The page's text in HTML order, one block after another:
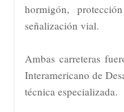
hormigón,
señalización vial.
Ambas carreteras
Interamericano de
técnica especializada.